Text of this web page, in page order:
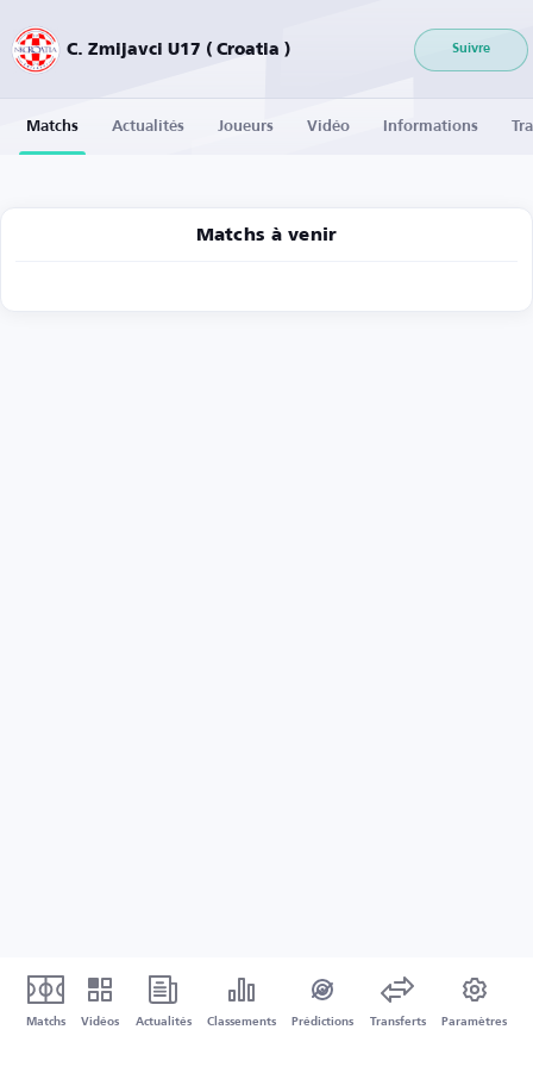
C. Zmijavci U17 ( Croatia ) Suivre
Matchs Actualités Joueurs Vidéo Informations
Matchs à venir
Matchs Vidéos Actualités Classements Prédictions Transferts Paramètres